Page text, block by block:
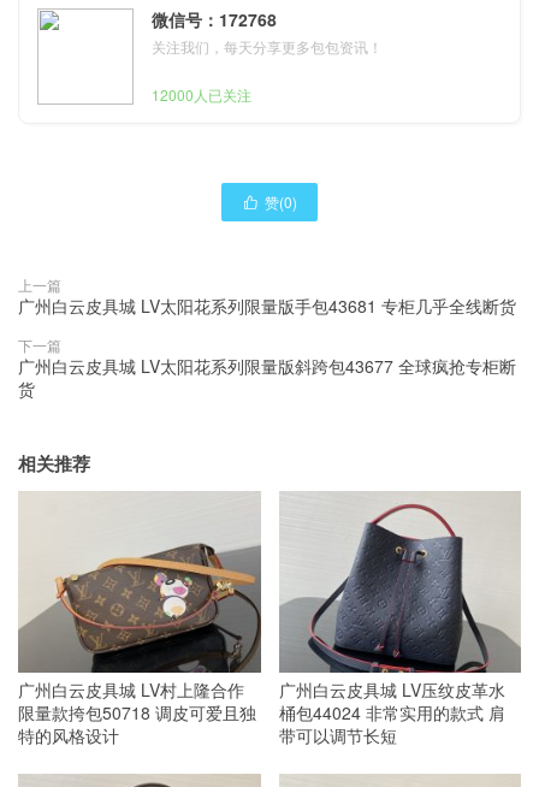
微信号：172768
关注我们，每天分享更多包包资讯！
12000人已关注
 赞(0)
上一篇
广州白云皮具城 LV太阳花系列限量版手包43681 专柜几乎全线断货
下一篇
广州白云皮具城 LV太阳花系列限量版斜跨包43677 全球疯抢专柜断
货
相关推荐
广州白云皮具城 LV村上隆合作
限量款挎包50718 调皮可爱且独
特的风格设计
广州白云皮具城 LV压纹皮革水
桶包44024 非常实用的款式 肩
带可以调节长短